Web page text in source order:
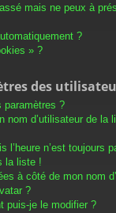
mais ne peux à
?
» ?
des
paramètres ?
nom d’utilisateur de la
l’heure n’est toujours
la liste !
à côté de mon nom
?
puis-je le modifier ?